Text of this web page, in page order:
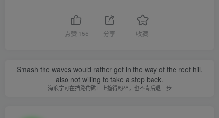
点赞 155 分享 收藏
Smash the waves would rather get in the way of the reef hill,
also not willing to take a step back.
海浪宁可在挡路的礁山上撞得粉碎，也不肯后退一步